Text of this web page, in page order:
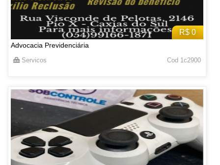
R$ 0
Advocacia Previdenciária
Servicos Cod 1c2900